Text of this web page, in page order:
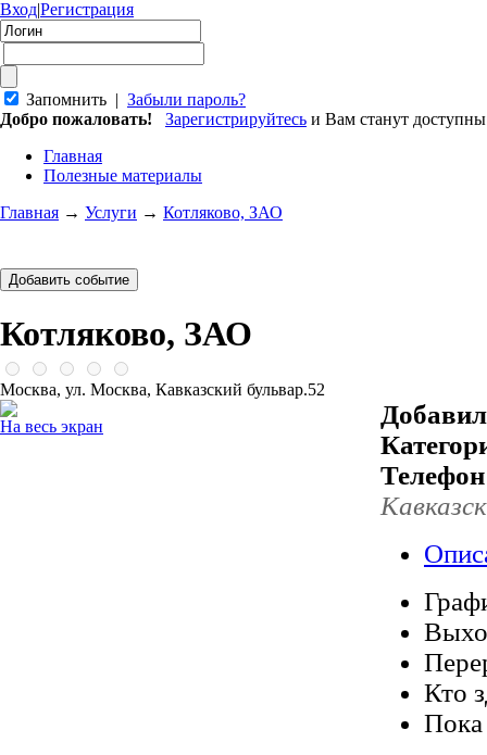
Вход|Регистрация
Запомнить | Забыли пароль?
Добро пожаловать!
Зарегистрируйтесь и Вам станут
Главная
Полезные материалы
Главная → Услуги → Котляково, ЗАО
Котляково, ЗАО
Москва, ул. Москва, Кавказский бульвар.52
На весь экран
Кто
Пока